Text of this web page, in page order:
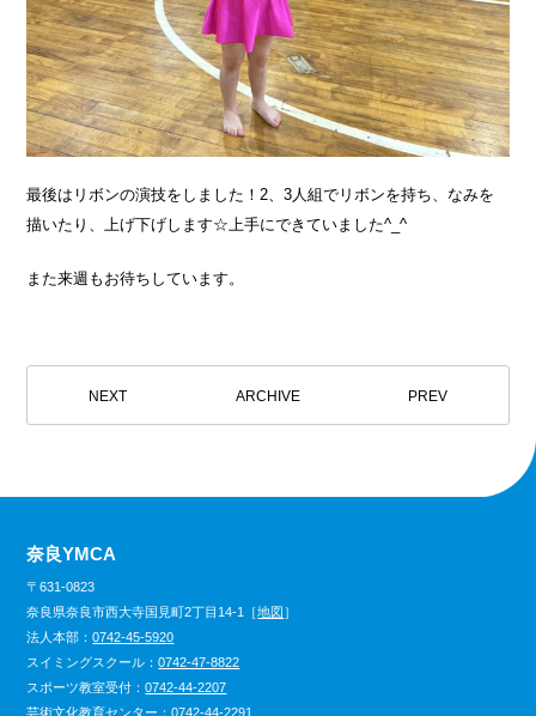
最後はリボンの演技をしました！2、3人組でリボンを持ち、なみを
描いたり、上げ下げします☆上手にできていました^_^
また来週もお待ちしています。
NEXT ARCHIVE PREV
奈良YMCA
〒631-0823
奈良県奈良市西大寺国見町2丁目14-1［地図］
法人本部：0742-45-5920
スイミングスクール：0742-47-8822
スポーツ教室受付：0742-44-2207
芸術文化教育センター：0742-44-2291